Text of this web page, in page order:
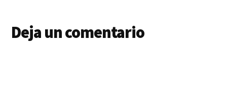
Deja un comentario